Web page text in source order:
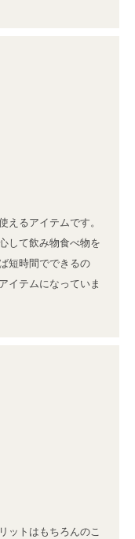
るアイテムです。
して飲み物食べ物を
短時間でできるの
イテムになっていま
ットはもちろんのこ